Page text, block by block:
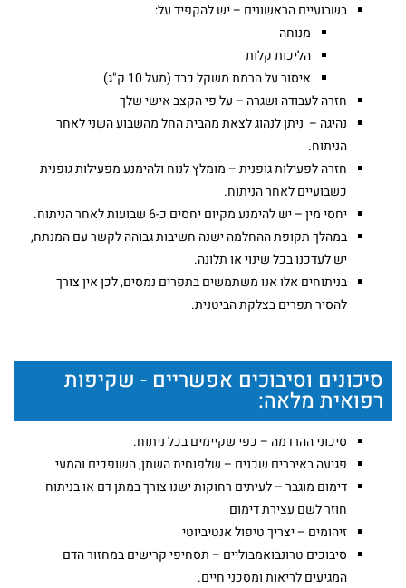
בשבועיים הראשונים – יש להקפיד על:
מנוחה
הליכות קלות
איסור על הרמת משקל כבד (מעל 10 ק"ג)
חזרה לעבודה ושגרה – על פי הקצב אישי שלך
נהיגה – ניתן לנהוג לצאת מהבית החל מהשבוע השני לאחר
הניתוח.
חזרה לפעילות גופנית – מומלץ לנוח ולהימנע מפעילות גופנית
כשבועיים לאחר הניתוח.
יחסי מין – יש להימנע מקיום יחסים כ-6 שבועות לאחר הניתוח.
במהלך תקופת ההחלמה ישנה חשיבות גבוהה לקשר עם המנתח,
יש לעדכנו בכל שינוי או תלונה.
בניתוחים אלו אנו משתמשים בתפרים נמסים, לכן אין צורך
להסיר תפרים בצלקת הביטנית.
סיכונים וסיבוכים אפשריים - שקיפות
רפואית מלאה:
סיכוני ההרדמה – כפי שקיימים בכל ניתוח.
פגיעה באיברים שכנים – שלפוחית השתן, השופכים והמעי.
דימום מוגבר – לעיתים רחוקות ישנו צורך במתן דם או בניתוח
חוזר לשם עצירת דימום
זיהומים – יצריך טיפול אנטיביוטי
סיבוכים טרונבואמבוליים – תסחיפי קרישים במחזור הדם
המגיעים לריאות ומסכני חיים.